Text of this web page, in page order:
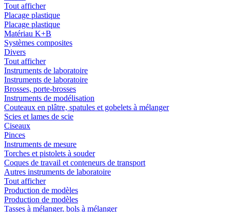
Tout afficher
Placage plastique
Placage plastique
Matériau K+B
Systèmes composites
Divers
Tout afficher
Instruments de laboratoire
Instruments de laboratoire
Brosses, porte-brosses
Instruments de modélisation
Couteaux en plâtre, spatules et gobelets à mélanger
Scies et lames de scie
Ciseaux
Pinces
Instruments de mesure
Torches et pistolets à souder
Coques de travail et conteneurs de transport
Autres instruments de laboratoire
Tout afficher
Production de modèles
Production de modèles
Tasses à mélanger, bols à mélanger